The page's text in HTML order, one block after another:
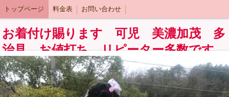
トップページ 料金表 お問い合わせ
お着付け賜ります 可児 美濃加茂 多
治見 お値打ち リピーター多数です